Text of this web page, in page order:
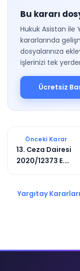
Bu kararı
Hukuk Asistan ile
kararlarında
dosyalarınıza
işlerinizi tek
Ücretsiz
Önceki Karar
13. Ceza Dairesi
2020/12373 E.
Yargıtay Kararları